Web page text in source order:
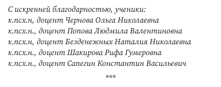
С искренней благодарностью, ученики:
к.псх.н, доцент Чернова Ольга Николаевна
к.псх.н., доцент Попова Людмила Валентиновна
к.псх.н, доцент Безденежных Наталия Николаевна
к.псх.н., доцент Шакирова Рифа Гумеровна
к.псх.н., доцент Сапегин Константин Васильевич
***